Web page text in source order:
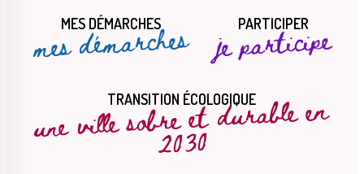
MES DÉMARCHES
mes démarches PARTICIPER
je participe
TRANSITION ÉCOLOGIQUE
une ville sobre et durable en
2030